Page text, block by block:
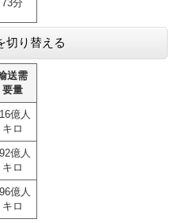
73分
切り替える
送需
要量
億人
キロ
億人
キロ
億人
キロ